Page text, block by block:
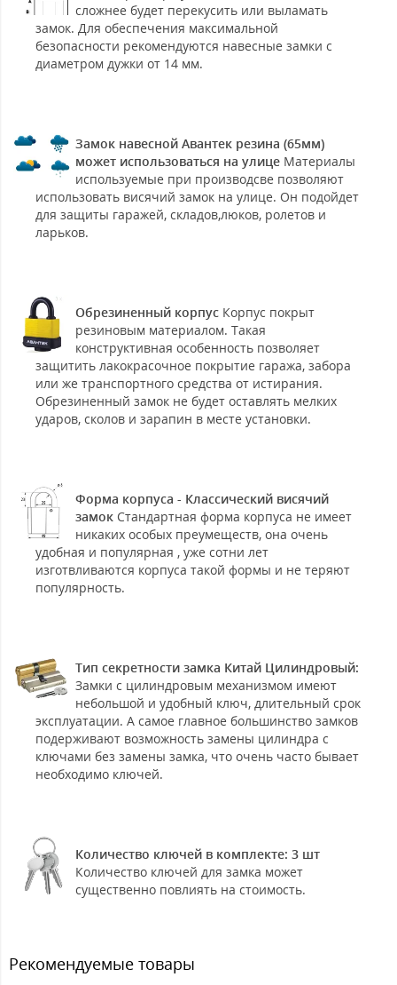
сложнее будет перекусить или выламать
замок. Для обеспечения максимальной
безопасности рекомендуются навесные замки с
диаметром дужки от 14 мм.
Замок навесной Авантек резина (65мм)
может использоваться на улице Материалы
используемые при производсве позволяют
использовать висячий замок на улице. Он подойдет
для защиты гаражей, складов,люков, ролетов и
ларьков.
Обрезиненный корпус Корпус покрыт
резиновым материалом. Такая
конструктивная особенность позволяет
защитить лакокрасочное покрытие гаража, забора
или же транспортного средства от истирания.
Обрезиненный замок не будет оставлять мелких
ударов, сколов и зарапин в месте установки.
Форма корпуса - Классический висячий
замок Стандартная форма корпуса не имеет
никаких особых преумеществ, она очень
удобная и популярная , уже сотни лет
изготвливаются корпуса такой формы и не теряют
популярность.
Тип секретности замка Китай Цилиндровый:
Замки с цилиндровым механизмом имеют
небольшой и удобный ключ, длительный срок
эксплуатации. А самое главное большинство замков
подерживают возможность замены цилиндра с
ключами без замены замка, что очень часто бывает
необходимо ключей.
Количество ключей в комплекте: 3 шт
Количество ключей для замка может
существенно повлиять на стоимость.
Рекомендуемые товары